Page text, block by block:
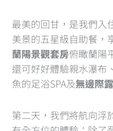
最美的回甘，是我們入
美景的五星級自助餐，
蘭陽景觀套房俯瞰蘭陽
還可好好體驗親水瀑布
魚的足浴SPA及無邊際
第二天，我們將航向浮